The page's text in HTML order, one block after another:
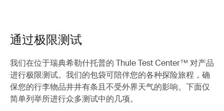
通过极限测试
我们在位于瑞典希勒什托普的 Thule Test Center™ 对产品
进行极限测试。我们的包袋可陪伴您的各种探险旅程，确
保您的行李物品井井有条且不受外界天气的影响。下面仅
简单列举所进行众多测试中的几项。